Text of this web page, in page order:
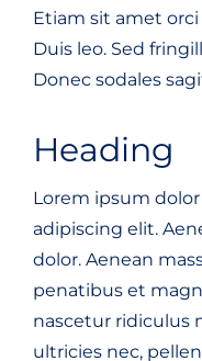
Etiam sit amet
Duis leo. Sed
Donec sodales
Heading
Lorem ipsum
adipiscing elit.
dolor. Aenean
penatibus et
nascetur ridiculus
ultricies nec,